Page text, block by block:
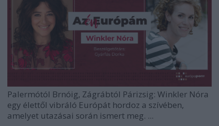
Palermótól Brnóig, Zágrábtól Párizsig: Winkler Nóra
egy élettől vibráló Európát hordoz a szívében,
amelyet utazásai során ismert meg. ...